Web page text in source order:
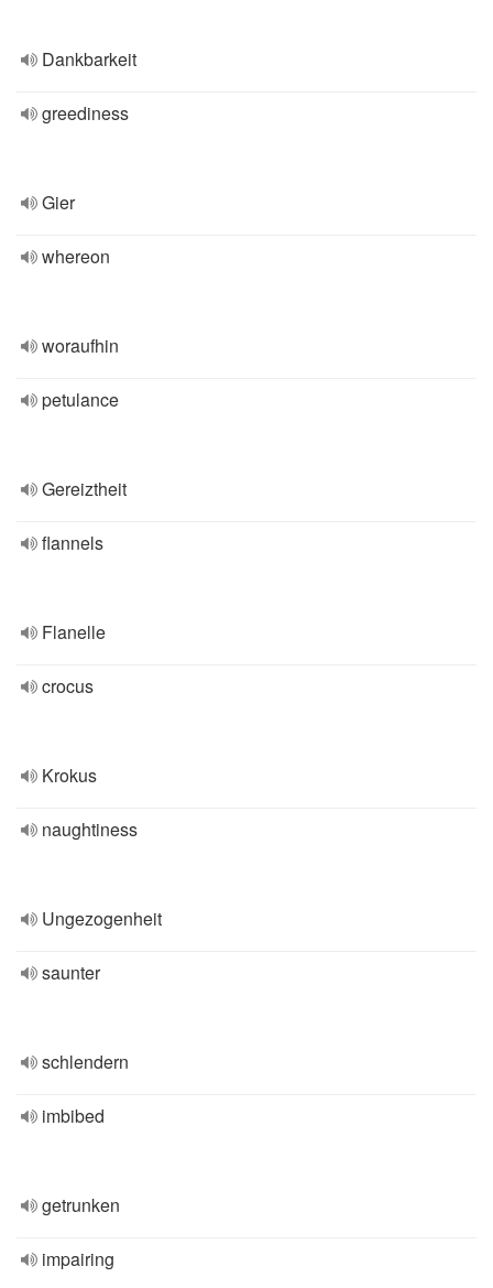
Dankbarkeit
greediness
Gier
whereon
woraufhin
petulance
Gereiztheit
flannels
Flanelle
crocus
Krokus
naughtiness
Ungezogenheit
saunter
schlendern
imbibed
getrunken
impairing